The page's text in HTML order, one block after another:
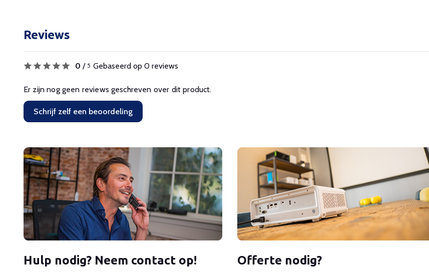
Reviews
0 / 5 Gebaseerd op 0 reviews
Er zijn nog geen reviews geschreven over dit product.
Schrijf zelf een beoordeling
Hulp nodig? Neem contact op! Offerte nodig?